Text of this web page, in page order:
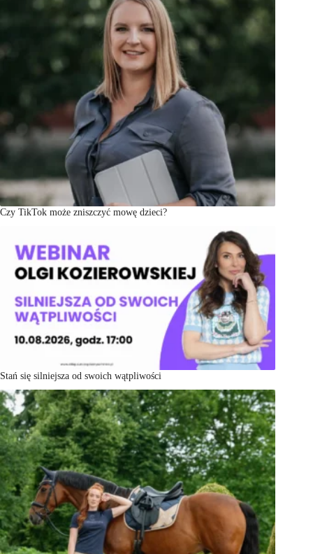
Czy TikTok może zniszczyć mowę dzieci?
Stań się silniejsza od swoich wątpliwości